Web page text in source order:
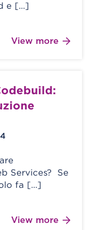
e […]
View more
Services? Se
fa […]
View more